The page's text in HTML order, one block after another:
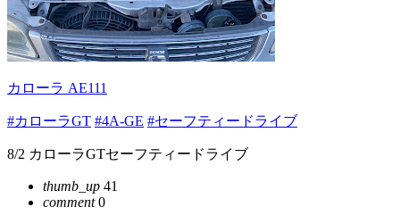
カローラ AE111
#カローラGT #4A-GE #セーフティードライブ
8/2 カローラGTセーフティードライブ
thumb_up 41
comment0